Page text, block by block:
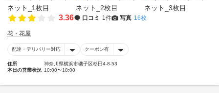
3.36 口コミ 1件 写真 16枚
花・花屋
配達・デリバリー対応 クーポン有
住所
神奈川県横浜市磯子区杉田4-8-53
本日の営業状況 10:00〜18:00